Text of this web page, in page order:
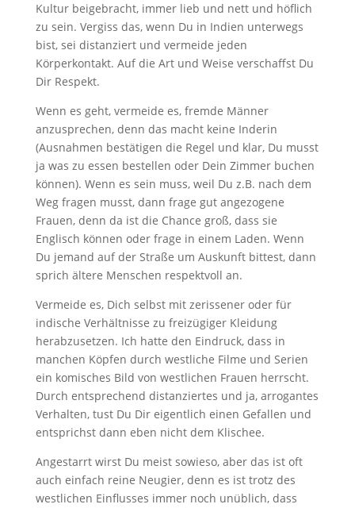
Kultur beigebracht, immer lieb und nett und höflich
zu sein. Vergiss das, wenn Du in Indien unterwegs
bist, sei distanziert und vermeide jeden
Körperkontakt. Auf die Art und Weise verschaffst Du
Dir Respekt.
Wenn es geht, vermeide es, fremde Männer
anzusprechen, denn das macht keine Inderin
(Ausnahmen bestätigen die Regel und klar, Du musst
ja was zu essen bestellen oder Dein Zimmer buchen
können). Wenn es sein muss, weil Du z.B. nach dem
Weg fragen musst, dann frage gut angezogene
Frauen, denn da ist die Chance groß, dass sie
Englisch können oder frage in einem Laden. Wenn
Du jemand auf der Straße um Auskunft bittest, dann
sprich ältere Menschen respektvoll an.
Vermeide es, Dich selbst mit zerissener oder für
indische Verhältnisse zu freizügiger Kleidung
herabzusetzen. Ich hatte den Eindruck, dass in
manchen Köpfen durch westliche Filme und Serien
ein komisches Bild von westlichen Frauen herrscht.
Durch entsprechend distanziertes und ja, arrogantes
Verhalten, tust Du Dir eigentlich einen Gefallen und
entsprichst dann eben nicht dem Klischee.
Angestarrt wirst Du meist sowieso, aber das ist oft
auch einfach reine Neugier, denn es ist trotz des
westlichen Einflusses immer noch unüblich, dass